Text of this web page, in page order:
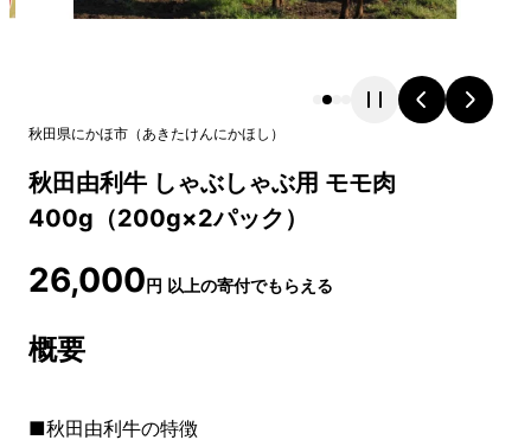
秋田県にかほ市 （あきたけんにかほし ）
秋田由利牛 しゃぶしゃぶ用 モモ肉
400g（200g×2パック）
26,000円 以上の寄付でもらえる
概要
■秋田由利牛の特徴